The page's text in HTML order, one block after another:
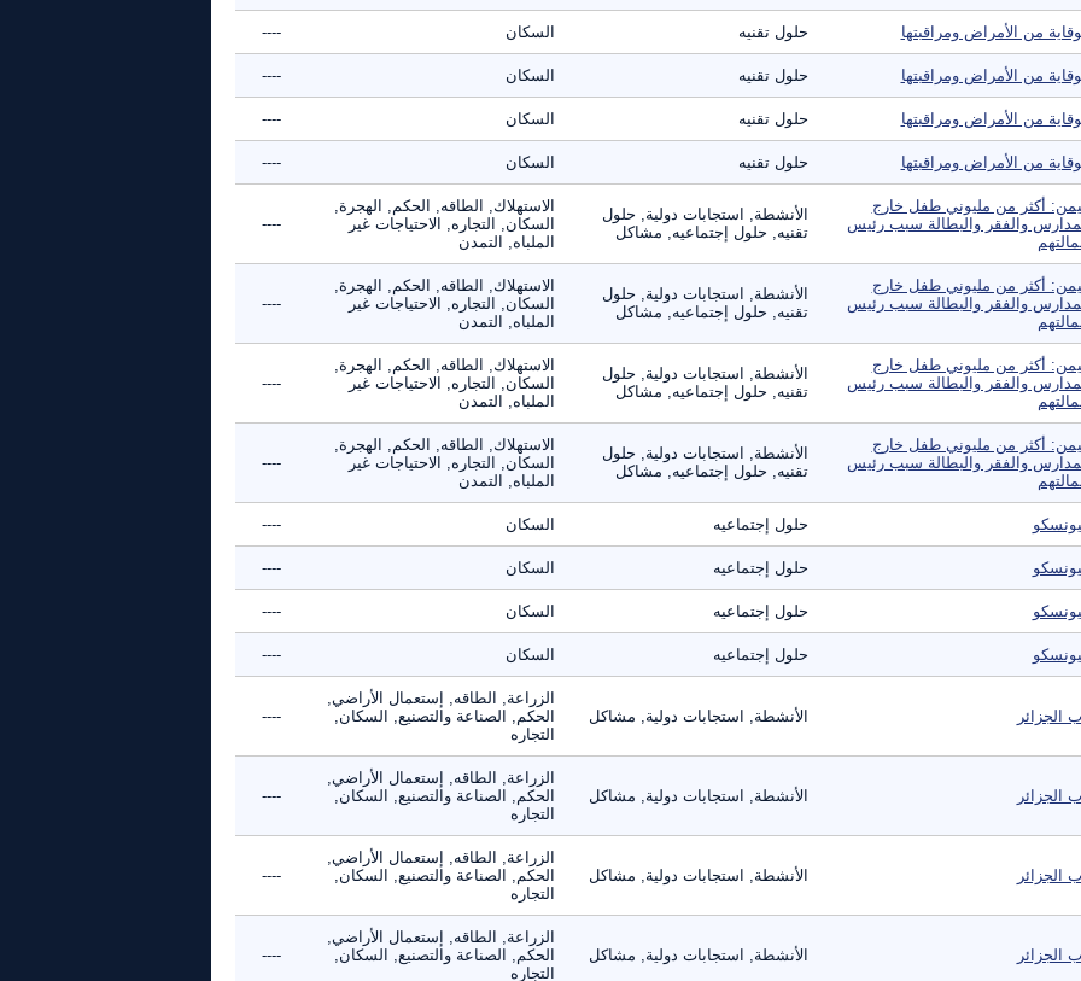
من الأمراض ومراقبتها حلول تقنيه السكان ----
من الأمراض ومراقبتها حلول تقنيه السكان ----
من الأمراض ومراقبتها حلول تقنيه السكان ----
من الأمراض ومراقبتها حلول تقنيه السكان ----
أكثر من مليوني طفل خارج
والفقر والبطالة سبب رئيس
الأنشطة, استجابات دولية, حلول
تقنيه, حلول إجتماعيه, مشاكل
الاستهلاك, الطاقه, الحكم, الهجرة,
السكان, التجاره, الاحتياجات غير
الملباه, التمدن
----
أكثر من مليوني طفل خارج
والفقر والبطالة سبب رئيس
الأنشطة, استجابات دولية, حلول
تقنيه, حلول إجتماعيه, مشاكل
الاستهلاك, الطاقه, الحكم, الهجرة,
السكان, التجاره, الاحتياجات غير
الملباه, التمدن
----
أكثر من مليوني طفل خارج
والفقر والبطالة سبب رئيس
الأنشطة, استجابات دولية, حلول
تقنيه, حلول إجتماعيه, مشاكل
الاستهلاك, الطاقه, الحكم, الهجرة,
السكان, التجاره, الاحتياجات غير
الملباه, التمدن
----
أكثر من مليوني طفل خارج
والفقر والبطالة سبب رئيس
الأنشطة, استجابات دولية, حلول
تقنيه, حلول إجتماعيه, مشاكل
الاستهلاك, الطاقه, الحكم, الهجرة,
السكان, التجاره, الاحتياجات غير
الملباه, التمدن
----
حلول إجتماعيه السكان ----
حلول إجتماعيه السكان ----
حلول إجتماعيه السكان ----
حلول إجتماعيه السكان ----
الجزائر الأنشطة, استجابات دولية, مشاكل
الزراعة, الطاقه, إستعمال الأراضي,
الحكم, الصناعة والتصنيع, السكان,
التجاره
----
الجزائر الأنشطة, استجابات دولية, مشاكل
الزراعة, الطاقه, إستعمال الأراضي,
الحكم, الصناعة والتصنيع, السكان,
التجاره
----
الجزائر الأنشطة, استجابات دولية, مشاكل
الزراعة, الطاقه, إستعمال الأراضي,
الحكم, الصناعة والتصنيع, السكان,
التجاره
----
الجزائر الأنشطة, استجابات دولية, مشاكل
الزراعة, الطاقه, إستعمال الأراضي,
الحكم, الصناعة والتصنيع, السكان,
التجاره
----